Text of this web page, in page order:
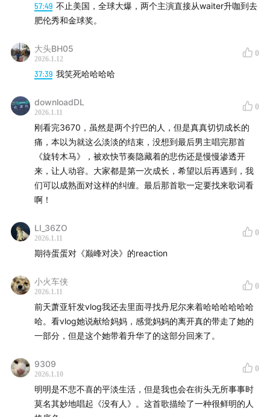
57:49 不止美国，全球大爆，两个主演直接从waiter升咖到去
肥伦秀和金球奖。
大头BH05
2026.1.12
0
37:39 我笑死哈哈哈哈
downloadDL
2026.1.11
0
刚看完3670，虽然是两个拧巴的人，但是真真切切成长的
痛，本以为就这么淡淡的结束，没想到最后男主唱完那首
《旋转木马》，被欢快节奏隐藏着的悲伤还是慢慢渗透开
来，让人动容。大家都是第一次成长，希望以后再遇到，我
们可以成熟面对这样的纠缠。最后那首歌一定要找来歌词看
啊！
LI_36ZO
2026.1.11
0
期待蛋蛋对《巅峰对决》的reaction
小火车侠
2026.1.11
0
前天萧亚轩发vlog我还去里面寻找丹尼尔来着哈哈哈哈哈哈
哈。看vlog她说献给妈妈，感觉妈妈的离开真的带走了她的
一部分，但是这个她带着升华了的这部分回来了。
9309
2026.1.10
0
明明是不悲不喜的平淡生活，但是我也会在街头无所事事时
莫名其妙地唱起《没有人》。这首歌描绘了一种很鲜明的人